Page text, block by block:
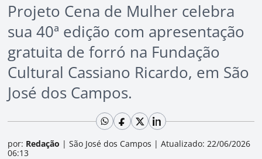
Projeto Cena de Mulher celebra
sua 40ª edição com apresentação
gratuita de forró na Fundação
Cultural Cassiano Ricardo, em São
José dos Campos.
por: Redação | São José dos Campos | Atualizado: 22/06/2026
06:13